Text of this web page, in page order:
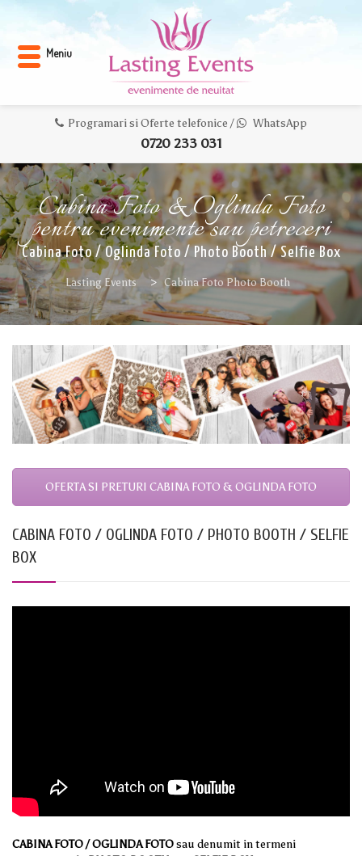
Programari si Oferte telefonice / WhatsApp
0720 233 031
Cabina Foto & Oglinda Foto
pentru evenimente sau petreceri
Cabina Foto / Oglinda Foto / Photo Booth / Selfie Box
Lasting Events > Cabina Foto Photo Booth
OFERTA SI PRETURI CABINA FOTO & OGLINDA FOTO
CABINA FOTO / OGLINDA FOTO / PHOTO BOOTH / SELFIE
BOX
CABINA FOTO / OGLINDA FOTOsau denumit in termeni
Meniu